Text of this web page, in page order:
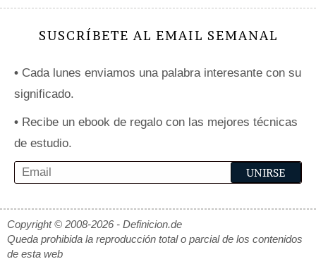
SUSCRÍBETE AL EMAIL SEMANAL
• Cada lunes enviamos una palabra interesante con su
significado.
• Recibe un ebook de regalo con las mejores técnicas
de estudio.
Copyright © 2008-2026 - Definicion.de
Queda prohibida la reproducción total o parcial de los contenidos
de esta web